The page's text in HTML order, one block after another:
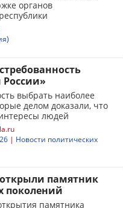
органов
выбрать наиболее
делом доказали, что
людей
| Новости политических
памятник
поколений
памятника